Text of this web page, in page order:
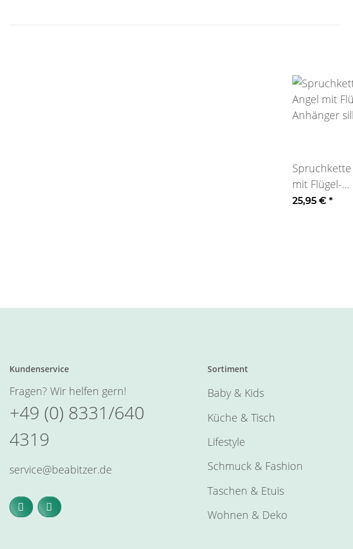
Spruchkette
mit Flügel-
Anhänger
25,95 € *
Kundenservice
Fragen? Wir helfen gern!
+49 (0) 8331/640
4319
service@beabitzer.de
Sortiment
Baby & Kids
Küche & Tisch
Lifestyle
Schmuck & Fashion
Taschen & Etuis
Wohnen & Deko